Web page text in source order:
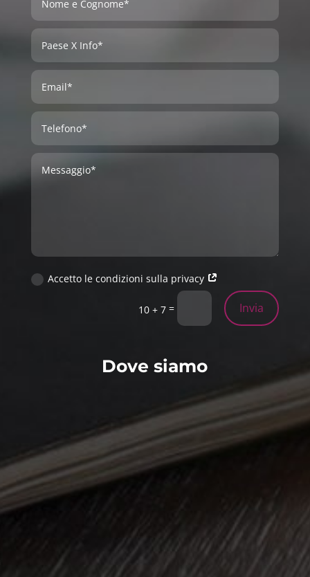
Accetto le condizioni sulla privacy
10 + 7 = Invia
Dove siamo